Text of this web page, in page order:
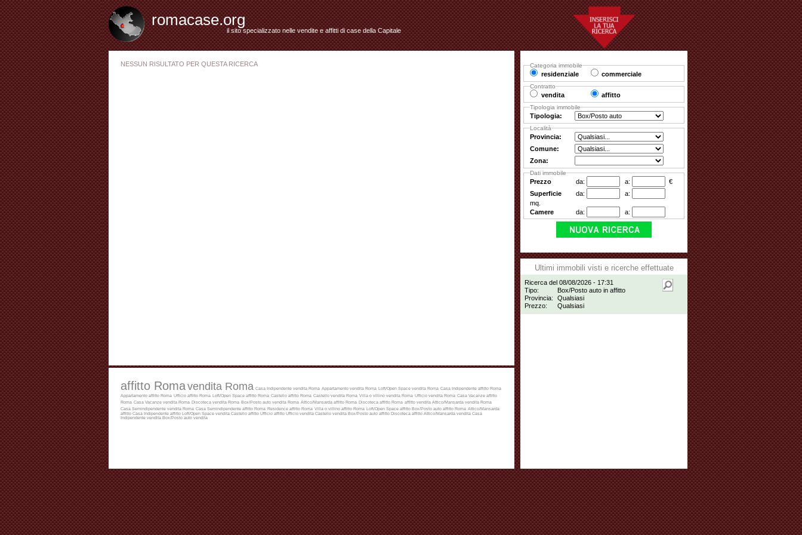
romacase.org
il sito specializzato nelle vendite e affitti di case della Capitale
NESSUN RISULTATO PER QUESTA RICERCA
affitto Romavendita Roma Casa Indipendente vendita Roma Appartamento vendita Roma Loft/Open Space vendita Roma Casa Indipendente affitto Roma
Appartamento affitto Roma
Ufficio affitto Roma Loft/Open Space affitto Roma Castello affitto Roma Castello vendita Roma Villa o villino vendita Roma Ufficio vendita Roma Casa Vacanze affitto
Roma Casa Vacanze vendita Roma Discoteca vendita Roma Box/Posto auto vendita Roma Attico/Mansarda affitto Roma Discoteca affitto Roma affitto vendita Attico/Mansarda vendita Roma
Casa Semindipendente vendita Roma Casa Semindipendente affitto Roma Residence affitto Roma Villa o villino affitto Roma Loft/Open Space affitto Box/Posto auto affitto Roma Attico/Mansarda
affitto Casa Indipendente affitto Loft/Open Space vendita Castello affitto Ufficio affitto Ufficio vendita Castello vendita Box/Posto auto affitto Discoteca affitto Attico/Mansarda vendita Casa
Indipendente vendita Box/Posto auto vendita
Categoria immobile
residenziale commerciale
Contratto
vendita affitto
Tipologia immobile
Tipologia:
Località
Provincia:
Comune:
Zona:
Dati immobile
Prezzo da: a:
€
Superficie
da:
a:
mq.
Camere
da: a:
Ultimi immobili visti e ricerche effettuate
Ricerca del 08/08/2026 - 17:31
Tipo:
Box/Posto auto in affitto
Provincia:
Qualsiasi
Prezzo:
Qualsiasi